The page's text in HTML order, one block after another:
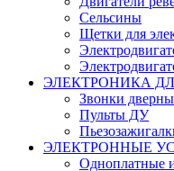
Сельсины
Щетки для
ЭЛЕКТРОНИКА
Звонки
Пульты ДУ
ЭЛЕКТРОННЫЕ
Одноплатные